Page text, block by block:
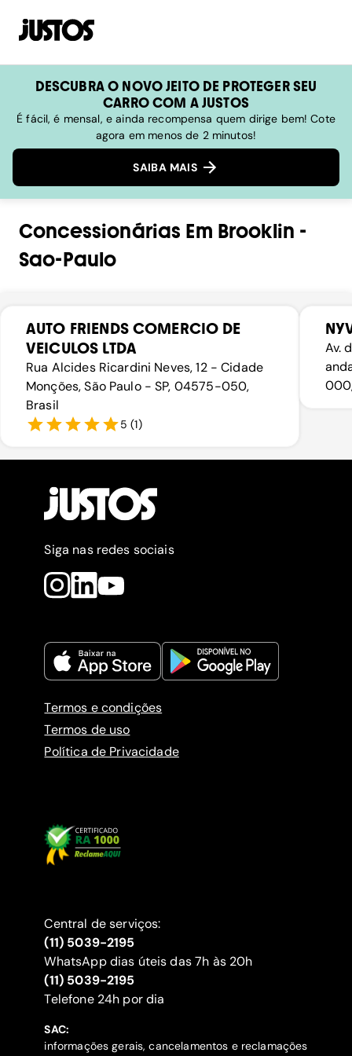
DESCUBRA O NOVO JEITO DE PROTEGER SEU
CARRO COM A JUSTOS
É fácil, é mensal, e ainda recompensa quem dirige bem! Cote
agora em menos de 2 minutos!
SAIBA MAIS
Concessionárias Em Brooklin -
Sao-Paulo
AUTO FRIENDS COMERCIO DE
VEICULOS LTDA
Rua Alcides Ricardini Neves, 12 - Cidade
Monções, São Paulo - SP, 04575-050,
Brasil
5 (1)
Av.
Siga nas redes sociais
Termos e condições
Termos de uso
Política de Privacidade
Central de serviços:
(11) 5039-2195
WhatsApp dias úteis das 7h às 20h
(11) 5039-2195
‍Telefone 24h por dia
SAC:
informações gerais, cancelamentos e reclamações